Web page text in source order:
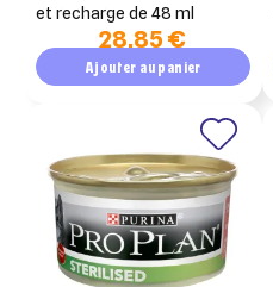
et recharge de 48 ml
28,85 €
Ajouter au panier